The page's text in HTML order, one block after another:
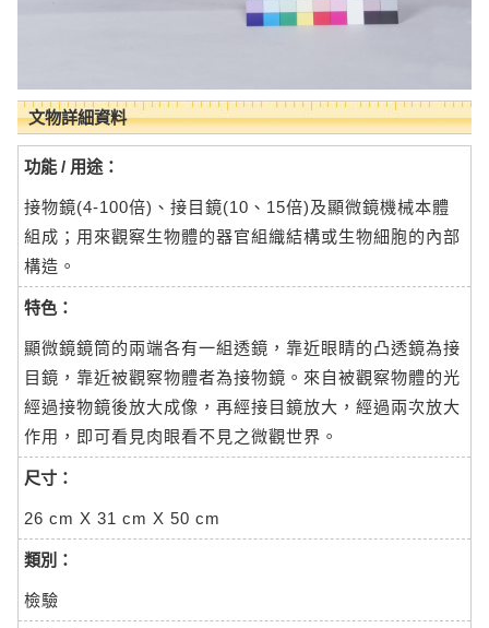
文物詳細資料
功能 / 用途：
接物鏡(4-100倍)、接目鏡(10、15倍)及顯微鏡機械本體
組成；用來觀察生物體的器官組織結構或生物細胞的內部
構造。
特色：
顯微鏡鏡筒的兩端各有一組透鏡，靠近眼睛的凸透鏡為接
目鏡，靠近被觀察物體者為接物鏡。來自被觀察物體的光
經過接物鏡後放大成像，再經接目鏡放大，經過兩次放大
作用，即可看見肉眼看不見之微觀世界。
尺寸：
26 cm X 31 cm X 50 cm
類別：
檢驗